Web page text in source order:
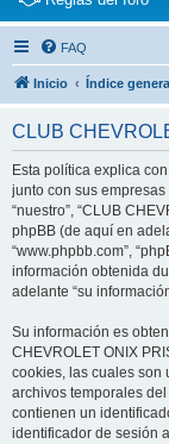
FAQ
Inicio Índice
CLUB
Esta política explica
junto con sus empresas
“nuestro”, “CLUB
phpBB (de aquí en
“www.phpbb.com”,
información obtenida
adelante “su
Su información es
CHEVROLET ONIX
cookies, las cuales son
archivos temporales
contienen un
identificador de sesión